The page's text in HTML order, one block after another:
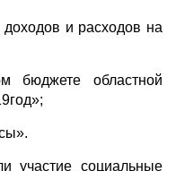
и расходов на
областной
участие социальные